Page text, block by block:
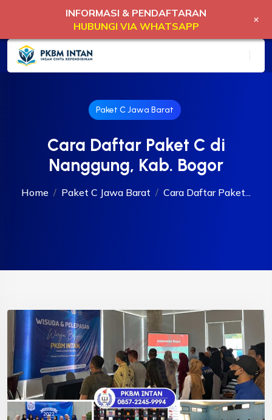
Paket C Jawa Barat
Cara Daftar Paket C di
Nanggung, Kab. Bogor
Home Paket C Jawa Barat Cara Daftar Paket...
INFORMASI & PENDAFTARAN
HUBUNGI VIA WHATSAPP
+